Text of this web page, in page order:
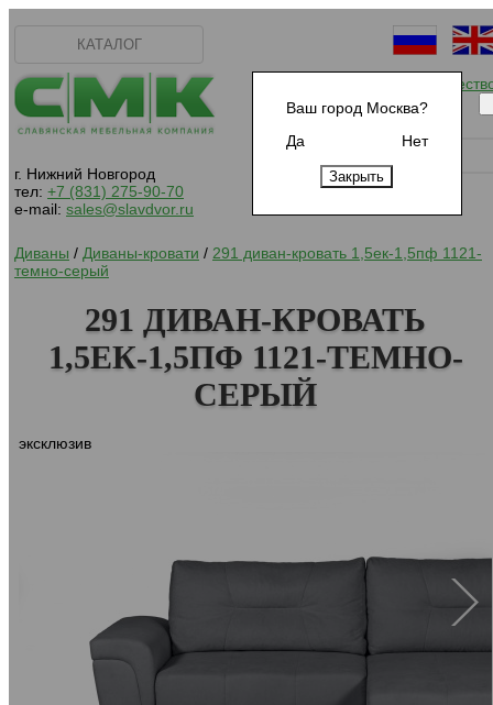
Ваш город Москва?
Да
Нет
КАТАЛОГ
г. Нижний Новгород
тел: +7 (831) 275-90-70
e-mail: sales@slavdvor.ru
Начать
Диваны / Диваны-кровати / 291 диван-кровать 1,5ек-1,5пф 1121-
темно-серый
291 ДИВАН-КРОВАТЬ
1,5ЕК-1,5ПФ 1121-ТЕМНО-
СЕРЫЙ
эксклюзив